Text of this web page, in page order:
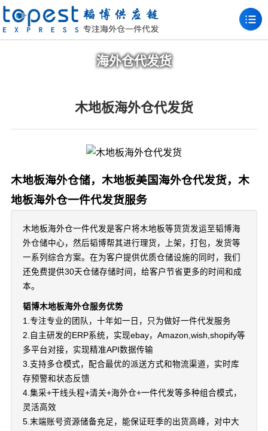
海外仓代发货
木地板海外仓代发货
木地板海外仓储，木地板美国海外仓代发货，木
地板海外仓一件代发货服务
木地板海外仓一件代发是客户将木地板等货货发运至韬博海
外仓储中心，然后韬博帮其进行理货，上架，打包，发货等
一系列综合方案。在为客户提供优质仓储设施的同时，我们
还免费提供30天仓储存储时间，给客户节省更多的时间和成
本。
韬博木地板海外仓服务优势
1.专注专业的团队，十年如一日，只为做好一件代发服务
2.自主研发的ERP系统，实现ebay，Amazon,wish,shopify等
多平台对接，实现精准API数据传输
3.支持多仓模式，配合最优的派送方式和物流渠道，实时库
存预警和状态反馈
4.集采+干线头程+清关+海外仓+一件代发等多种组合模式，
灵活高效
5.末端账号资源储备充足，能保证旺季的出货高峰，对中大